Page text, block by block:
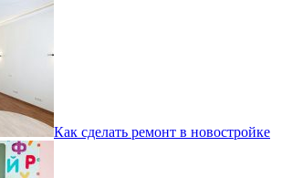
Как сделать ремонт в новостройке